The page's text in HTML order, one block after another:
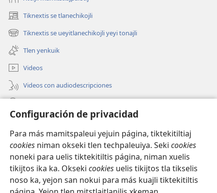
Configuración de privacidad
Para más mamitspaleui yejuin página, tiktekitiltiaj
cookies niman okseki tlen techpaleuiya. Seki cookies
noneki para uelis tiktekitiltis página, niman xuelis
tikijtos ika ka. Okseki cookies uelis tikijtos tla tikselis
noso ka, yejon san nokui para más kuajli tiktekitiltis
Tiknextis se tlanechikojli
(abre
una
nueva
ventana)
Tiknextis se ueyitlanechikojli yeyi tonajli
(abre
una
nueva
ventana)
Tlen yenkuik
Videos
Videos con audiodescripciones
(abre
nueva
ventana)
Biblioteca ipan Internet Watchtower
(abre
una
nueva
ventana)
JW Hub ®
(abre
una